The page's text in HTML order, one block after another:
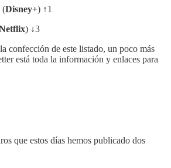
(Disney+) ↑1
) ↓3
confección de este listado, un poco más
está toda la información y enlaces para
que estos días hemos publicado dos